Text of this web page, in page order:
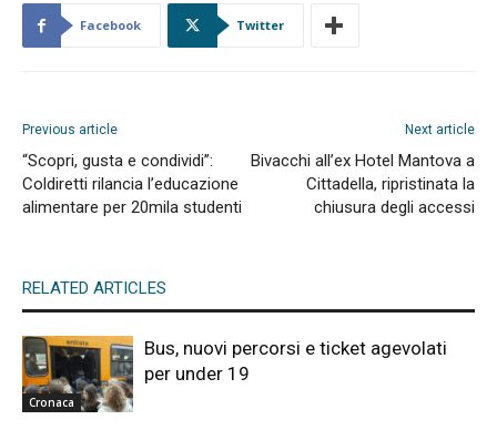
Facebook Twitter
Previous article
“Scopri, gusta e condividi”:
Coldiretti rilancia l’educazione
alimentare per 20mila studenti
Next article
Bivacchi all’ex Hotel Mantova a
Cittadella, ripristinata la
chiusura degli accessi
RELATED ARTICLES
Cronaca
Bus, nuovi percorsi e ticket agevolati
per under 19